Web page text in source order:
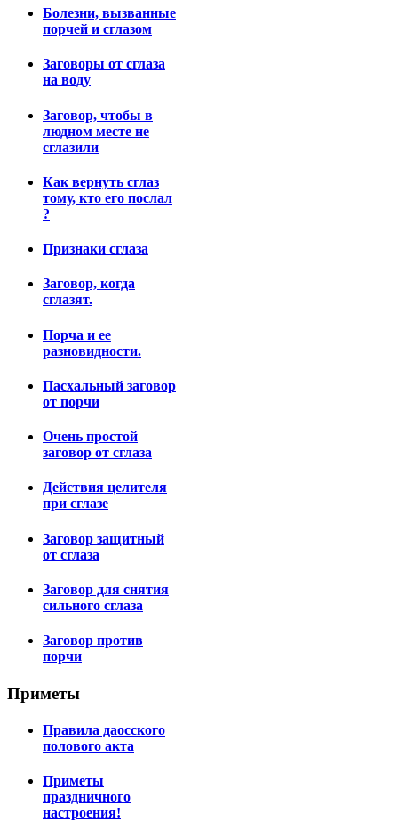
Болезни, вызванные
порчей и сглазом
Заговоры от сглаза
на воду
Заговор, чтобы в
людном месте не
сглазили
Как вернуть сглаз
тому, кто его послал
?
Признаки сглаза
Заговор, когда
сглазят.
Порча и ее
разновидности.
Пасхальный заговор
от порчи
Очень простой
заговор от сглаза
Действия целителя
при сглазе
Заговор защитный
от сглаза
Заговор для снятия
сильного сглаза
Заговор против
порчи
Приметы
Правила даосского
полового акта
Приметы
праздничного
настроения!